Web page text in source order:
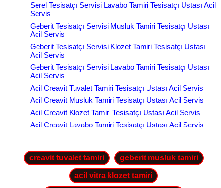
Serel Tesisatçı Servisi Lavabo Tamiri Tesisatçı Ustası Acil
Servis
Geberit Tesisatçı Servisi Musluk Tamiri Tesisatçı Ustası
Acil Servis
Geberit Tesisatçı Servisi Klozet Tamiri Tesisatçı Ustası
Acil Servis
Geberit Tesisatçı Servisi Lavabo Tamiri Tesisatçı Ustası
Acil Servis
Acil Creavit Tuvalet Tamiri Tesisatçı Ustası Acil Servis
Acil Creavit Musluk Tamiri Tesisatçı Ustası Acil Servis
Acil Creavit Klozet Tamiri Tesisatçı Ustası Acil Servis
Acil Creavit Lavabo Tamiri Tesisatçı Ustası Acil Servis
creavit tuvalet tamiri geberit musluk tamiri
acil vitra klozet tamiri